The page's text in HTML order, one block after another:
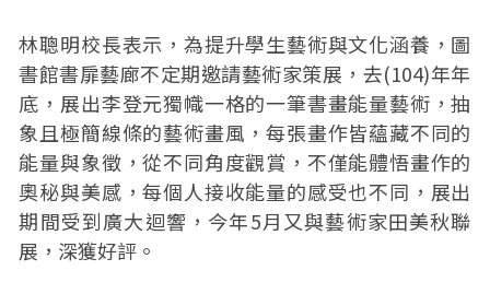
林聰明校長表示，為提升學生藝術與文化涵養，圖
書館書扉藝廊不定期邀請藝術家策展，去(104)年年
底，展出李登元獨幟一格的一筆書畫能量藝術，抽
象且極簡線條的藝術畫風，每張畫作皆蘊藏不同的
能量與象徵，從不同角度觀賞，不僅能體悟畫作的
奧秘與美感，每個人接收能量的感受也不同，展出
期間受到廣大迴響，今年5月又與藝術家田美秋聯
展，深獲好評。